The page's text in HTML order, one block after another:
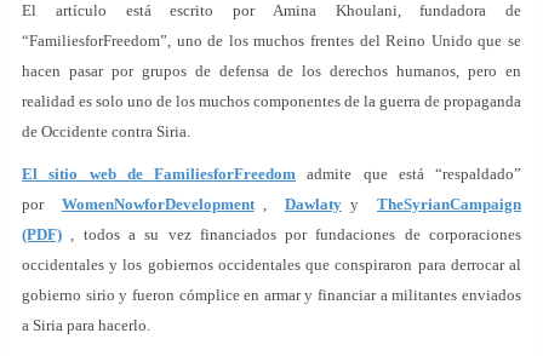
El artículo está escrito por Amina Khoulani, fundadora de
“FamiliesforFreedom”, uno de los muchos frentes del Reino Unido que se
hacen pasar por grupos de defensa de los derechos humanos, pero en
realidad es solo uno de los muchos componentes de la guerra de propaganda
de Occidente contra Siria.
El sitio web de FamiliesforFreedom admite que está “respaldado”
por WomenNowforDevelopment, Dawlatyy TheSyrianCampaign
(PDF) , todos a su vez financiados por fundaciones de corporaciones
occidentales y los gobiernos occidentales que conspiraron para derrocar al
gobierno sirio y fueron cómplice en armar y financiar a militantes enviados
a Siria para hacerlo.